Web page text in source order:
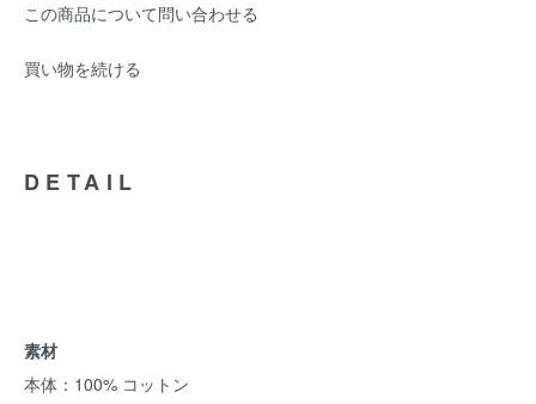
この商品について問い合わせる
買い物を続ける
DETAIL
素材
本体：100% コットン